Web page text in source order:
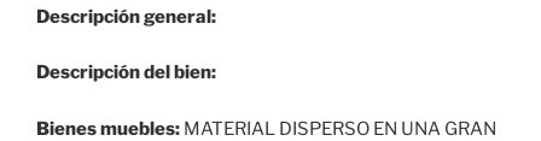
Descripción general:
Descripción del bien:
Bienes muebles: MATERIAL DISPERSO EN UNA GRAN